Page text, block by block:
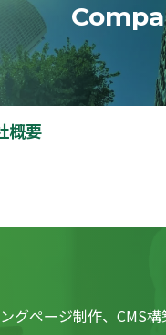
概要
グページ制作、CMS